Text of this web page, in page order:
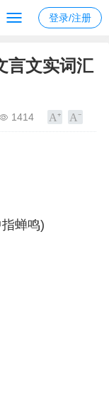
登录/注册
言文实词汇
1414
指蝉鸣)